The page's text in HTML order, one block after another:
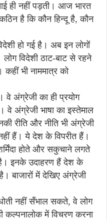
ही नहीं पड़ती। आज भारत
है कि कौन हिन्दू है, कौन
हो गई है। अब इन लोगों
विदेशी ठाट-बाट से रहने
भी नाममात्र को
वे अंग्रेजी का ही प्रयोग
अंग्रेजी भाषा का इस्तेमाल
रीति और नीति भी अंग्रेजी
हैं। ये देश के विपरीत हैं।
होते और सकुचाने लगते
इनके उदाहरण हैं देश के
बाजारों में देखिए अंग्रेजी
नहीं सँभाल सकते, वे लोग
कल्पनालोक में विचरण करना